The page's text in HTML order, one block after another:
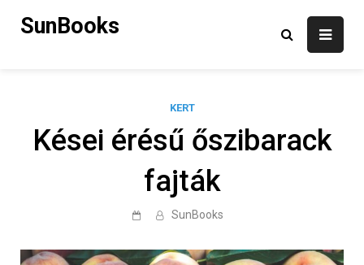
SunBooks
KERT
Kései érésű őszibarack
fajták
SunBooks